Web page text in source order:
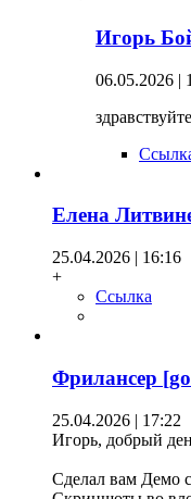
Игорь
06.05.2026 |
Елена
25.04.2026 | 16:16
+
Ссылка
Фрилансер
25.04.2026 | 17:22
Игорь, добрый
Сделал вам Демо